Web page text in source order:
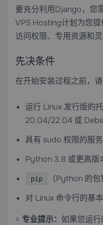
要充分利用Django，您
VPS Hosting计划为您
访问权限、专用资源和灵
先决条件
在开始安装过程之前，
运行 Linux 发行版的
20.04/22.04 或
具有 sudo 权限的服
Python 3.8 或更高版
pip
（Python 的
对 Linux 命令行的基
> 专业提示： 如果您运行